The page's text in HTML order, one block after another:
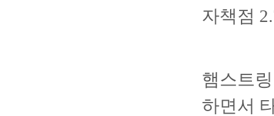
자책점
햄스트
하면서